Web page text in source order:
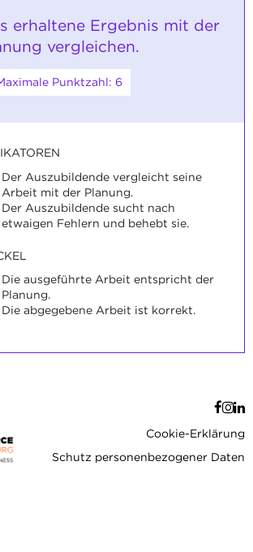
erhaltene Ergebnis mit der
vergleichen.
Punktzahl: 6
Der Auszubildende vergleicht seine
Arbeit mit der Planung.
Der Auszubildende sucht nach
etwaigen Fehlern und behebt sie.
Die ausgeführte Arbeit entspricht der
Planung.
Die abgegebene Arbeit ist korrekt.
Cookie-Erklärung
Schutz personenbezogener Daten